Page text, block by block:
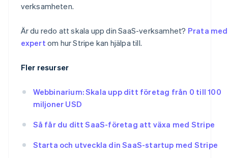
verksamheten.
Är du redo att skala upp din SaaS-verksamhet? Prata
expert om hur Stripe kan hjälpa till.
Fler resurser
Webbinarium: Skala upp ditt företag från 0 till 100
miljoner USD
Så får du ditt SaaS-företag att växa med Stripe
Starta och utveckla din SaaS-startup med Stripe